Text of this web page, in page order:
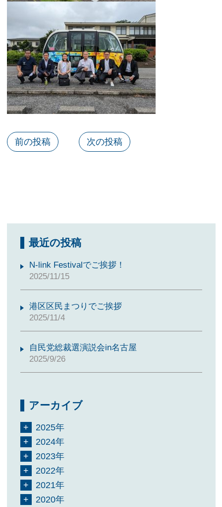
前の投稿 次の投稿
最近の投稿
N-link Festivalでご挨拶！
2025/11/15
港区区民まつりでご挨拶
2025/11/4
自民党総裁選演説会in名古屋
2025/9/26
アーカイブ
2025年
2024年
2023年
2022年
2021年
2020年